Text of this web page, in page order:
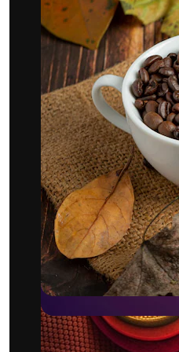
La
migliori lavori.
creativi,
Italiano
Copyright ©